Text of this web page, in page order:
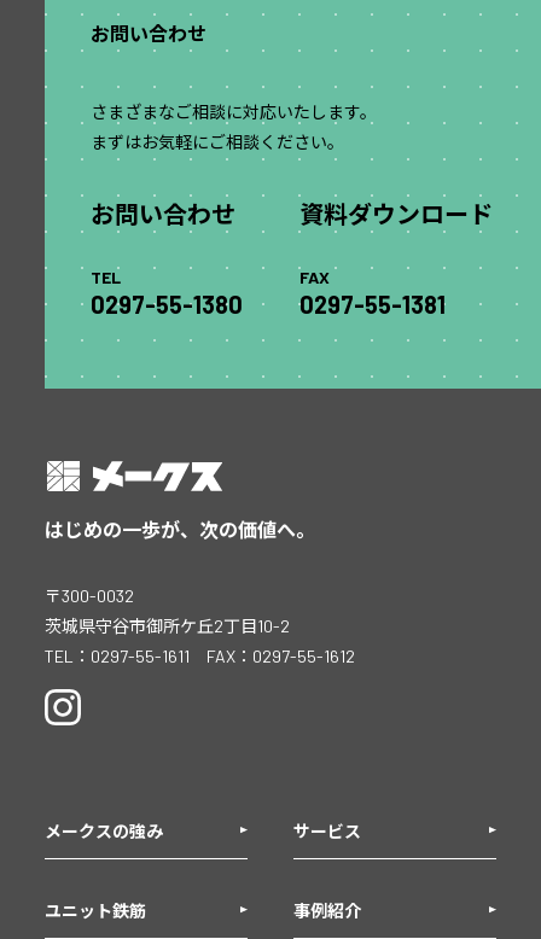
お問い合わせ
さまざまなご相談に対応いたします。
まずはお気軽にご相談ください。
お問い合わせ 資料ダウンロード
TEL
0297-55-1380
FAX
0297-55-1381
はじめの一歩が、次の価値へ。
〒300-0032
茨城県守谷市御所ケ丘2丁目10-2
TEL： 0297-55-1611 FAX： 0297-55-1612
メークスの強み サービス
ユニット鉄筋 事例紹介